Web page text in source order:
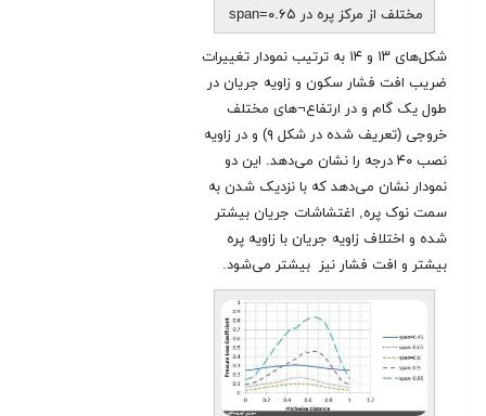
مختلف از مرکز پره در span=۰.۶۵
شکل‌های ۱۳ و ۱۴ به ترتیب نمودار تغییرات
ضریب افت فشار سکون و زاویه جریان در
طول یک گام و در ارتفاع¬های مختلف
خروجی (تعریف شده در شکل ۹) و در زاویه
نصب ۴۰ درجه را نشان می‌دهد. این دو
نمودار نشان می‌دهد که با نزدیک شدن به
سمت نوک پره, اغتشاشات جریان بیشتر
شده و اختلاف زاویه جریان با زاویه پره
بیشتر و افت فشار نیز بیشتر می‌شود.